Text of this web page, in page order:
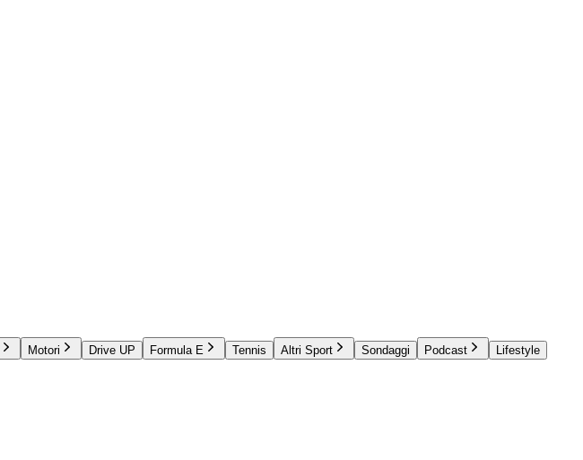
Motori Drive UP Formula E Tennis Altri Sport Sondaggi Podcast
Lifestyle